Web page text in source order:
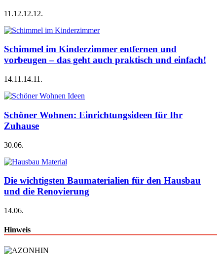
11.12.12.12.
Schimmel im Kinderzimmer entfernen und
vorbeugen – das geht auch praktisch und einfach!
14.11.14.11.
Schöner Wohnen: Einrichtungsideen für Ihr
Zuhause
30.06.
Die wichtigsten Baumaterialien für den Hausbau
und die Renovierung
14.06.
Hinweis